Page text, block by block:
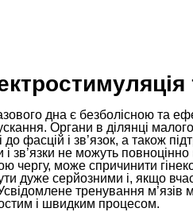
дна є безболісною та
Органи в ділянці
до фасцій і зв’язок, а також
зв’язки не можуть
чергу, може спричинити
дуже серйозними і, якщо
тренування м’язів
і швидким процесом.